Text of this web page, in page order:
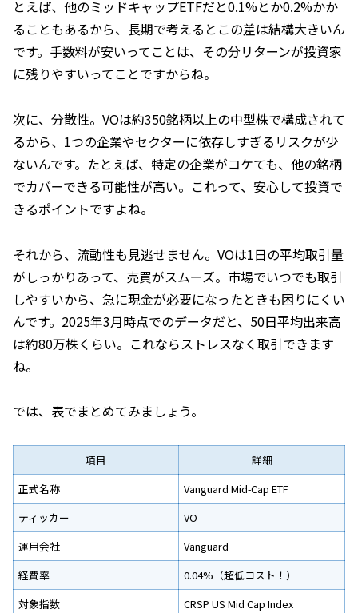
とえば、他のミッドキャップETFだと0.1%とか0.2%かか
ることもあるから、長期で考えるとこの差は結構大きいん
です。手数料が安いってことは、その分リターンが投資家
に残りやすいってことですからね。
次に、分散性。VOは約350銘柄以上の中型株で構成されて
るから、1つの企業やセクターに依存しすぎるリスクが少
ないんです。たとえば、特定の企業がコケても、他の銘柄
でカバーできる可能性が高い。これって、安心して投資で
きるポイントですよね。
それから、流動性も見逃せません。VOは1日の平均取引量
がしっかりあって、売買がスムーズ。市場でいつでも取引
しやすいから、急に現金が必要になったときも困りにくい
んです。2025年3月時点でのデータだと、50日平均出来高
は約80万株くらい。これならストレスなく取引できます
ね。
では、表でまとめてみましょう。
項目
詳細
正式名称
Vanguard Mid-Cap ETF
ティッカー
VO
運用会社
Vanguard
経費率
0.04%（超低コスト！）
対象指数
CRSP US Mid Cap Index